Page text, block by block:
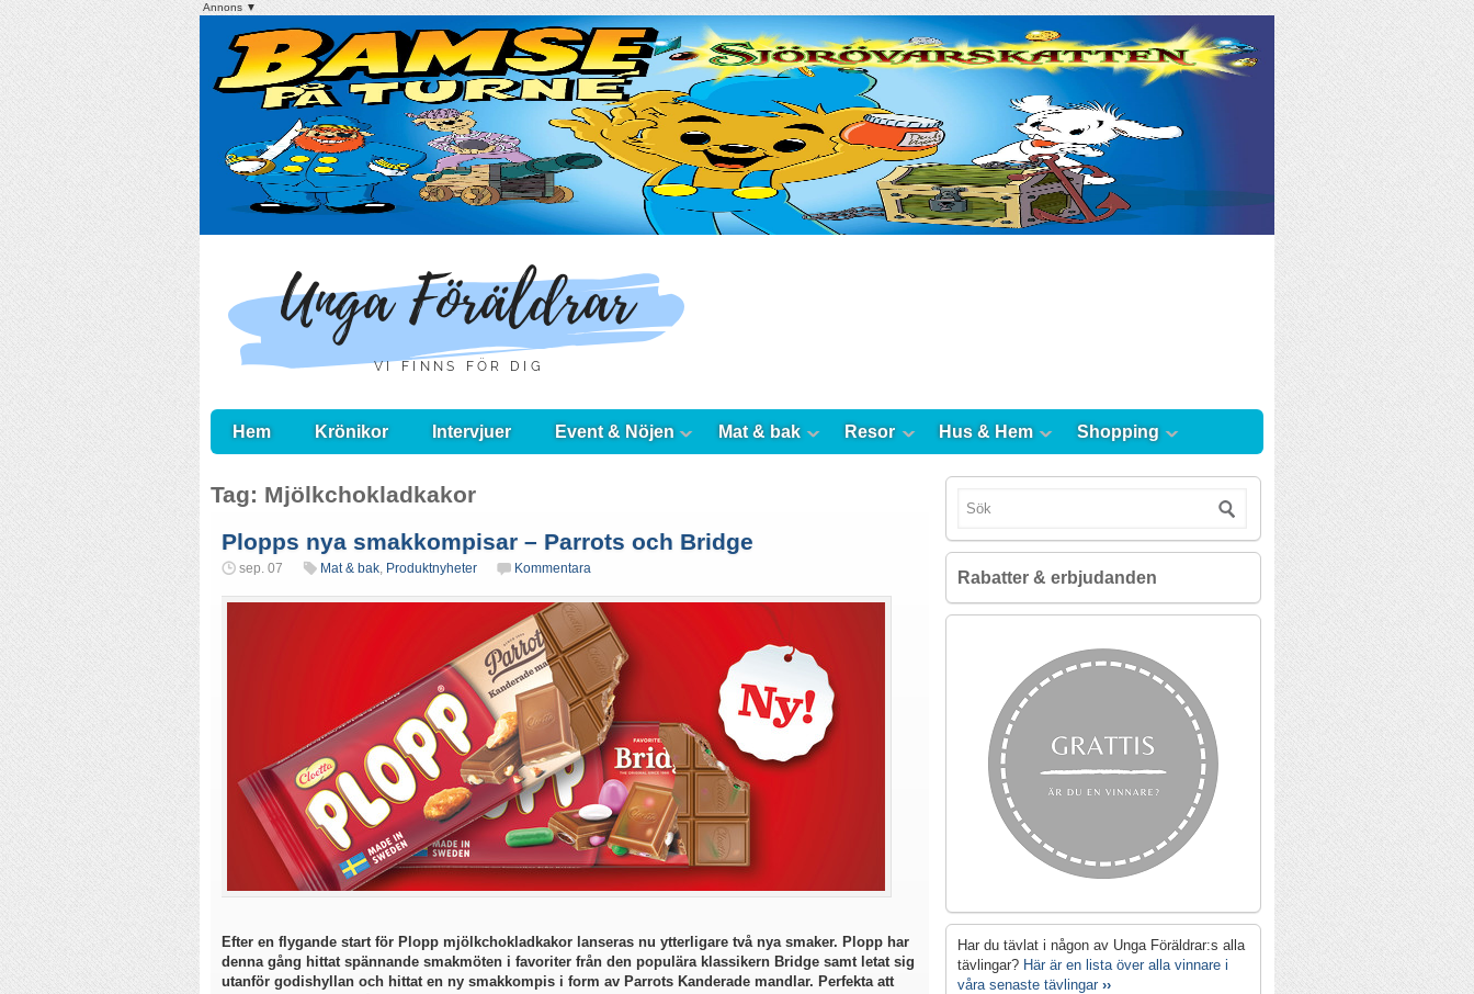
Annons ▼
Hem Krönikor Intervjuer Event & Nöjen Mat & bak Resor Hus & Hem Shopping
Tag: Mjölkchokladkakor
Plopps nya smakkompisar – Parrots och Bridge
sep. 07 Mat & bak, Produktnyheter Kommentara
Efter en flygande start för Plopp mjölkchokladkakor lanseras nu ytterligare två nya smaker. Plopp har
denna gång hittat spännande smakmöten i favoriter från den populära klassikern Bridge samt letat sig
utanför godishyllan och hittat en ny smakkompis i form av Parrots Kanderade mandlar. Perfekta att
Rabatter & erbjudanden
Har du tävlat i någon av Unga Föräldrar:s alla
tävlingar? Här är en lista över alla vinnare i
våra senaste tävlingar ››